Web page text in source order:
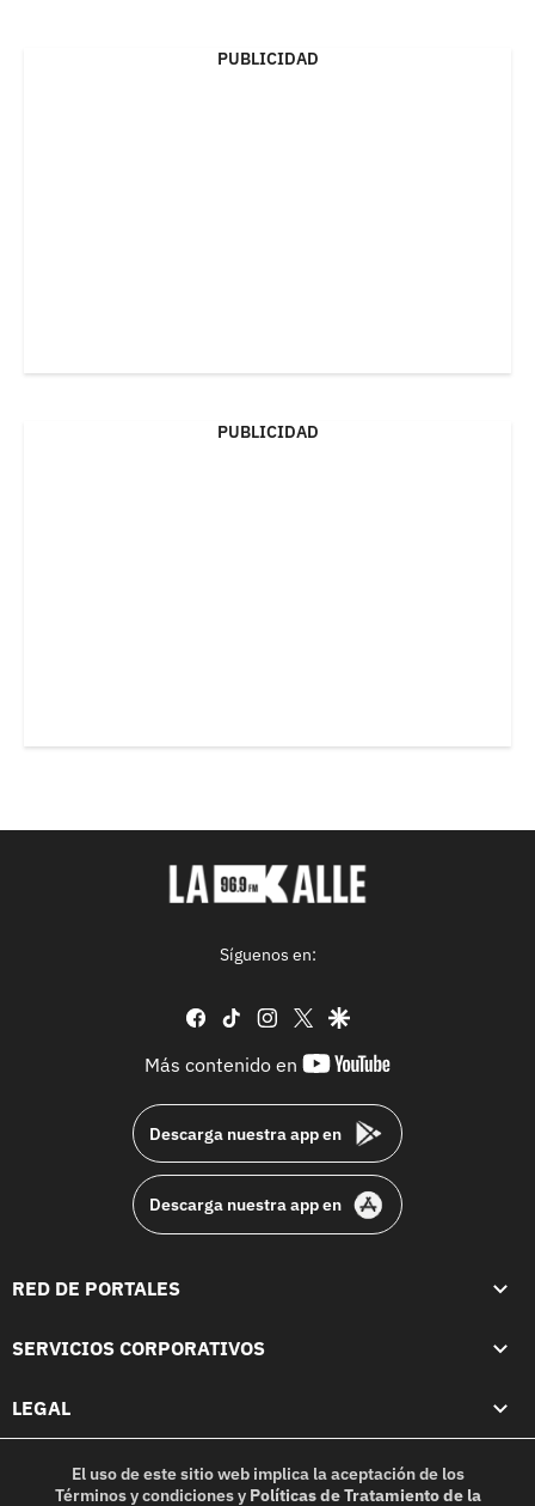
PUBLICIDAD
PUBLICIDAD
Síguenos en:
facebook
tiktok instagram
twittergoogle
Más contenido en
youtube-
Descarga nuestra app en
Descarga nuestra app en
RED DE PORTALES
SERVICIOS CORPORATIVOS
LEGAL
El uso de este sitio web implica la aceptación de los
Términos y condicionesy Políticas de Tratamiento de la